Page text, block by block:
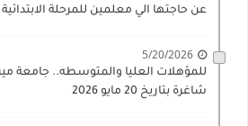
عن حاجتها الي معلمين للمرحلة الابتدائية للعام
5/20/2026
للمؤهلات العليا والمتوسطه.. جامعة
شاغرة بتاريخ 20 مايو 2026